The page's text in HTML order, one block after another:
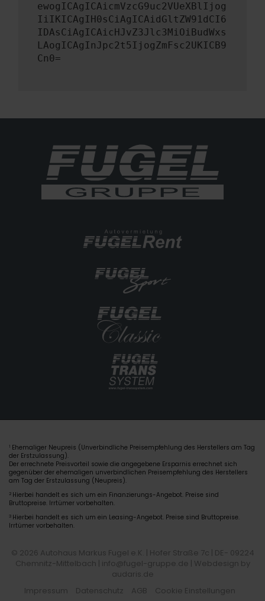
ewogICAgICAicmVzcG9uc2VUeXBlIjog
IiIKICAgIH0sCiAgICAidGltZW91dCI6
IDAsCiAgICAicHJvZ3Jlc3MiOiBudWxs
LAogICAgInJpc2t5IjogZmFsc2UKICB9
Cn0=
1 Ehemaliger Neupreis (Unverbindliche Preisempfehlung des Herstellers am Tag
der Erstzulassung).
Der errechnete Preisvorteil sowie die angegebene Ersparnis errechnet sich
gegenüber der ehemaligen unverbindlichen Preisempfehlung des Herstellers
am Tag der Erstzulassung (Neupreis).
2 Hierbei handelt es sich um ein Finanzierungs-Angebot. Preise sind
Bruttopreise. Irrtümer vorbehalten.
3 Hierbei handelt es sich um ein Leasing-Angebot. Preise sind Bruttopreise.
Irrtümer vorbehalten.
© 2026 Autohaus Markus Fugel e.K. | Hofer Straße 7c | DE- 09224
Chemnitz-Mittelbach | info@fugel-gruppe.de | Webdesign by
audaris.de
Impressum
Datenschutz AGB Cookie Einstellungen